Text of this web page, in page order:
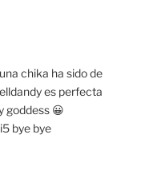
chika ha sido de
es perfecta
goddess 😀
bye bye